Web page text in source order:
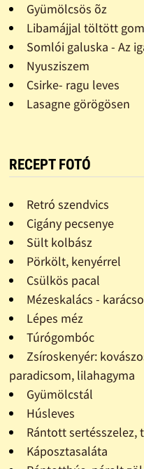
Gyümölcsös õz
Libamájjal töltött
Somlói galuska - Az
Nyusziszem
Csirke- ragu leves
Lasagne görögösen
RECEPT FOTÓ
Retró szendvics
Cigány pecsenye
Sült kolbász
Pörkölt, kenyérrel
Csülkös pacal
Mézeskalács -
Lépes méz
Túrógombóc
Zsíroskenyér:
paradicsom, lilahagyma
Gyümölcstál
Húsleves
Rántott sertésszelez,
Káposztasaláta